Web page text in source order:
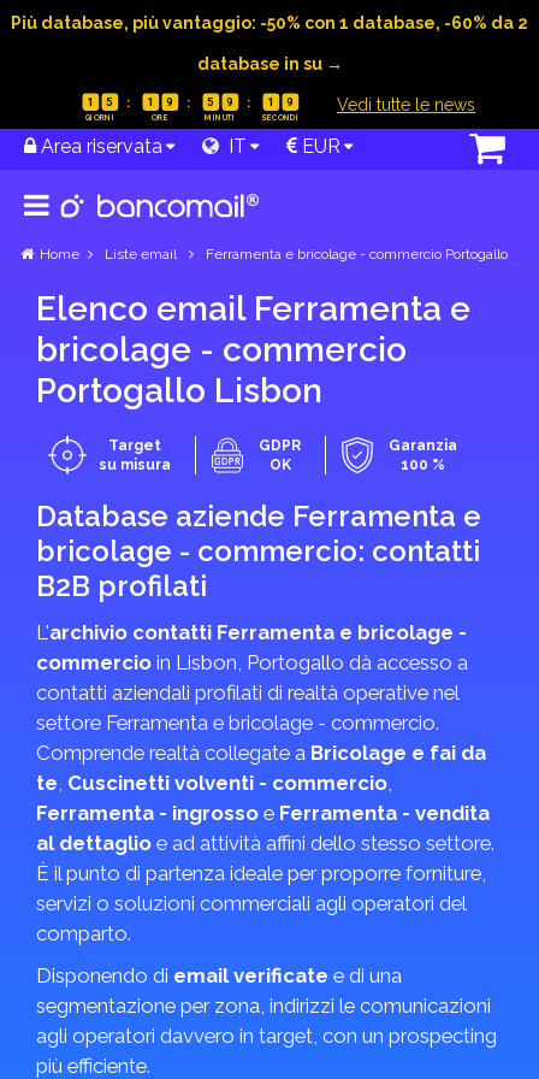
Più database, più vantaggio: -50% con 1 database, -60% da 2
database in su →
1 5 1 9 5 9 1 8 Vedi tutte le news
Area riservata IT EUR
Home Liste email Ferramenta e bricolage - commercio Portogallo
Elenco email Ferramenta e
bricolage - commercio
Portogallo Lisbon
Target
su misura
GDPR
OK
Garanzia
100 %
Database aziende Ferramenta e
bricolage - commercio: contatti
B2B profilati
L'archivio contatti Ferramenta e bricolage -
commercio in Lisbon, Portogallo dà accesso a
contatti aziendali profilati di realtà operative nel
settore Ferramenta e bricolage - commercio.
Comprende realtà collegate a Bricolage e fai da
te, Cuscinetti volventi - commercio,
Ferramenta - ingrosso e Ferramenta - vendita
al dettaglio e ad attività affini dello stesso settore.
È il punto di partenza ideale per proporre forniture,
servizi o soluzioni commerciali agli operatori del
comparto.
Disponendo di email verificate e di una
segmentazione per zona, indirizzi le comunicazioni
agli operatori davvero in target, con un prospecting
più efficiente.